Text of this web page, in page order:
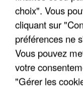
choix". Vous
cliquant sur
préférences ne
Vous pouvez
votre
"Gérer les